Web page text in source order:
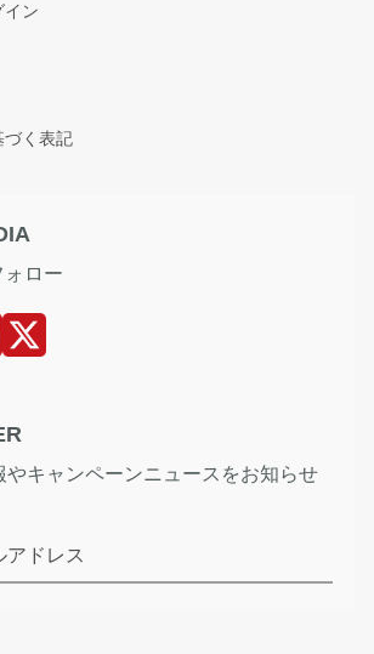
イン
づく表記
ォロー
やキャンペーンニュースをお知らせ
アドレス